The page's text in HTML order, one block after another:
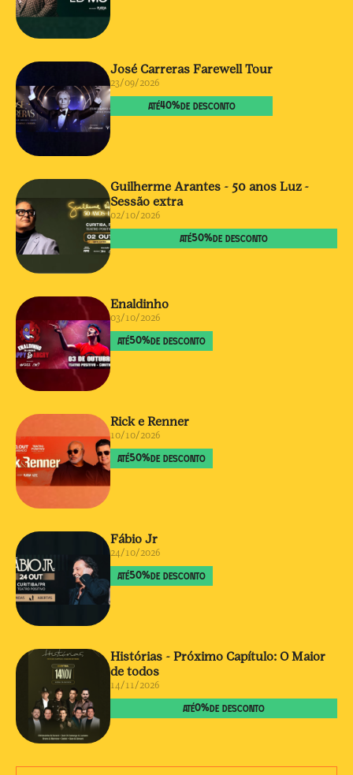
José Carreras Farewell Tour
23/09/2026
ATÉ40%DE DESCONTO
Guilherme Arantes - 50 anos Luz -
Sessão extra
02/10/2026
ATÉ50%DE DESCONTO
Enaldinho
03/10/2026
ATÉ50%DE DESCONTO
Rick e Renner
10/10/2026
ATÉ50%DE DESCONTO
Fábio Jr
24/10/2026
ATÉ50%DE DESCONTO
Histórias - Próximo Capítulo: O Maior
de todos
14/11/2026
ATÉ0%DE DESCONTO